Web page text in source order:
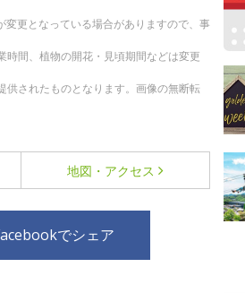
更となっている場合がありますので、事
間、植物の開花・見頃期間などは変更
されたものとなります。画像の無断転
地図・アクセス
でシェア